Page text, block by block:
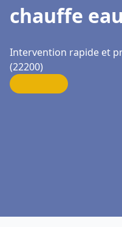
chauffe
Intervention rapide et
(22200)